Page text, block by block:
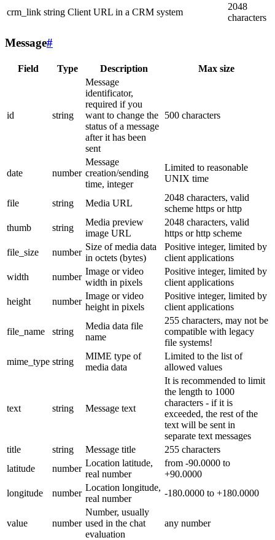
crm_link string Client URL in a CRM system
2048
characters
Message#
Field Type Description Max size
id string
Message
identificator,
required if you
want to change the
status of a message
after it has been
sent
500 characters
date number
Message
creation/sending
time, integer
Limited to reasonable
UNIX time
file string Media URL
2048 characters, valid
scheme https or http
thumb
string
Media preview
image URL
2048 characters, valid
https or http scheme
file_size
number
Size of media data
in octets (bytes)
Positive integer, limited by
client applications
width
number
Image or video
width in pixels
Positive integer, limited by
client applications
height
number
Image or video
height in pixels
Positive integer, limited by
client applications
file_name string
Media data file
name
255 characters, may not be
compatible with legacy
file systems!
mime_type string
MIME type of
media data
Limited to the list of
allowed values
text string Message text
It is recommended to limit
the length to 1000
characters - if it is
exceeded, the rest of the
text will be sent in
separate text messages
title
string Message title
255 characters
latitude
number
Location latitude,
real number
from -90.0000 to
+90.0000
longitude
number
Location longitude,
real number
-180.0000 to +180.0000
value number
Number, usually
used in the chat
evaluation
any number